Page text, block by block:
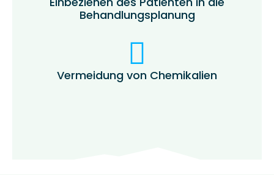
Behandlungsplanung
Vermeidung von Chemikalien